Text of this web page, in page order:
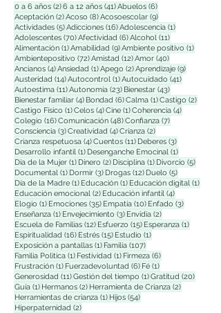
0 a 6 años (2)2 entradas
6 a 12 años (41)41 entradas
Abuelos (6)6 entradas
Aceptación (2)2 entradas
Acoso (8)8 entradas
Acosoescolar (9)9 entradas
Actividades (5)5 entradas
Adicciones (16)16 entradas
Adolescencia (1)1 entrada
Adolescentes (70)70 entradas
Afectividad (6)6 entradas
Alcohol (11)11 entradas
Alimentación (1)1 entrada
Amabilidad (9)9 entradas
Ambiente positivo (1)1 entrada
Ambientepositivo (72)72 entradas
Amistad (12)12 entradas
Amor (40)40 entradas
Ancianos (4)4 entradas
Ansiedad (1)1 entrada
Apego (2)2 entradas
Aprendizaje (9)9 entradas
Austeridad (14)14 entradas
Autocontrol (1)1 entrada
Autocuidado (41)41 entradas
Autoestima (11)11 entradas
Autonomía (23)23 entradas
Bienestar (43)43 entradas
Bienestar familiar (4)4 entradas
Bondad (6)6 entradas
Calma (1)1 entrada
Castigo (2)2
Castigo Físico (1)1 entrada
Celos (4)4 entradas
Cine (1)1 entrada
Coherencia (4)4 entradas
Colegio (16)16 entradas
Comunicación (48)48 entradas
Confianza (7)7 entradas
Consciencia (3)3 entradas
Creatividad (4)4 entradas
Crianza (2)2 entradas
Crianza respetuosa (4)4 entradas
Cuentos (11)11 entradas
Deberes (3)3 entradas
Desarrollo infantil (1)1 entrada
Desenganche Emocinal (1)1 entrada
Dia de la Mujer (1)1 entrada
Dinero (2)2 entradas
Disciplina (1)1 entrada
Divorcio (5)5
Documental (1)1 entrada
Dormir (3)3 entradas
Drogas (12)12 entradas
Duelo (5)5 entradas
Día de la Madre (1)1 entrada
Educación (1)1 entrada
Educación digital (1)1
Educación emocional (2)2 entradas
Educación infantil (4)4 entradas
Elogio (1)1 entrada
Emociones (35)35 entradas
Empatía (10)10 entradas
Enfado (3)3 entradas
Enseñanza (1)1 entrada
Envejecimiento (3)3 entradas
Envidia (2)2 entradas
Escuela de Familias (12)12 entradas
Esfuerzo (15)15 entradas
Esperanza (1)1 entrada
Espiritualidad (16)16 entradas
Estrés (15)15 entradas
Estudio (1)1 entrada
Exposición a pantallas (1)1 entrada
Familia (107)107 entradas
Familia Polìtica (1)1 entrada
Festividad (1)1 entrada
Firmeza (6)6 entradas
Frustración (1)1 entrada
Fuerzadevoluntad (6)6 entradas
Fé (1)1 entrada
Generosidad (11)11 entradas
Gestión del tiempo (1)1 entrada
Gratitud (20)20
Guía (1)1 entrada
Hermanos (2)2 entradas
Herramienta de Crianza (2)2 entradas
Herramientas de crianza (1)1 entrada
Hijos (54)54 entradas
Hiperpaternidad (2)2 entradas